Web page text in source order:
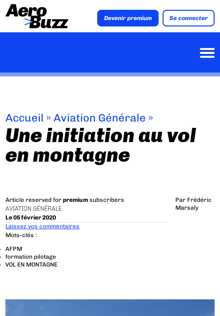
Devenir premium Se connecter
Accueil »Aviation Générale »
Une initiation au vol
en montagne
Article reserved forpremium subscribers
AVIATION GÉNÉRALE
Le 05 février 2020
Par Frédéric
Marsaly
Laissez vos commentaires
Mots-clés :
AFPM
formation pilotage
VOL EN MONTAGNE